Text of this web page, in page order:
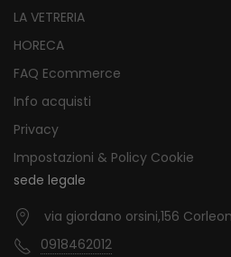
LA VETRERIA
HORECA
FAQ Ecommerce
Info acquisti
Privacy
Impostazioni & Policy Cookie
sede legale
via giordano orsini,156
0918462012